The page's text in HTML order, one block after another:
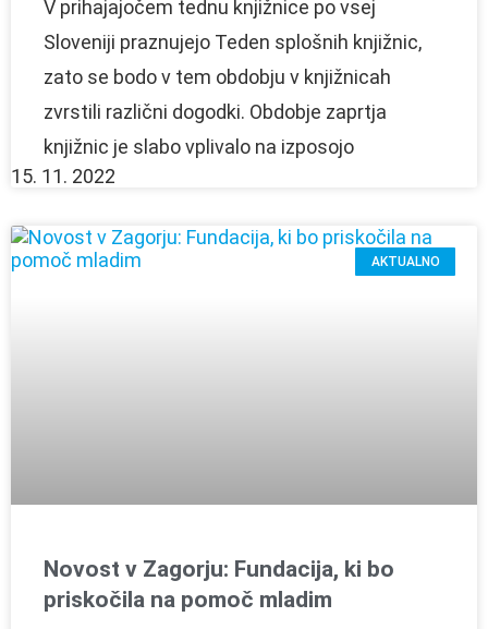
V prihajajočem tednu knjižnice po vsej
Sloveniji praznujejo Teden splošnih knjižnic,
zato se bodo v tem obdobju v knjižnicah
zvrstili različni dogodki. Obdobje zaprtja
knjižnic je slabo vplivalo na izposojo
15. 11. 2022
AKTUALNO
Novost v Zagorju: Fundacija, ki bo
priskočila na pomoč mladim